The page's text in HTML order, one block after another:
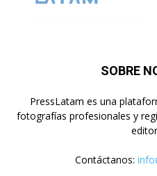
SOBRE
PressLatam es una
fotografías profesionales y
Contáctanos: